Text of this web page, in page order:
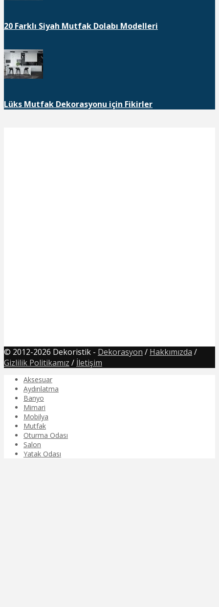
20 Farklı Siyah Mutfak Dolabı Modelleri
Lüks Mutfak Dekorasyonu için Fikirler
© 2012-2026 Dekoristik - Dekorasyon / Hakkımızda /
Gizlilik Politikamız / İletişim
Aksesuar
Aydınlatma
Banyo
Mimari
Mobilya
Mutfak
Oturma Odası
Salon
Yatak Odası